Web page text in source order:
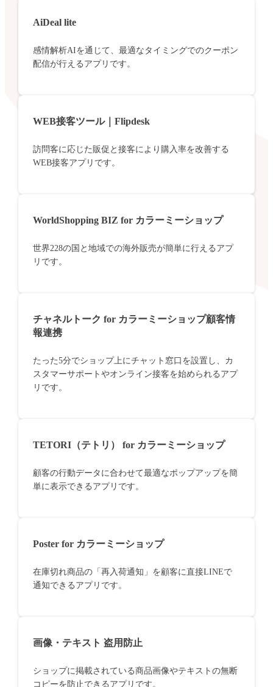
AiDeal lite
感情解析AIを通じて、最適なタイミングでのクーポン
配信が行えるアプリです。
WEB接客ツール｜Flipdesk
訪問客に応じた販促と接客により購入率を改善する
WEB接客アプリです。
WorldShopping BIZ for カラーミーショップ
世界228の国と地域での海外販売が簡単に行えるアプ
リです。
チャネルトーク for カラーミーショップ顧客情
報連携
たった5分でショップ上にチャット窓口を設置し、カ
スタマーサポートやオンライン接客を始められるアプ
リです。
TETORI（テトリ） for カラーミーショップ
顧客の行動データに合わせて最適なポップアップを簡
単に表示できるアプリです。
Poster for カラーミーショップ
在庫切れ商品の「再入荷通知」を顧客に直接LINEで
通知できるアプリです。
画像・テキスト 盗用防止
ショップに掲載されている商品画像やテキストの無断
コピーを防止できるアプリです。